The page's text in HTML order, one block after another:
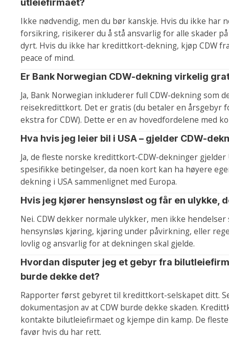
utleiefirmaet?
Ikke nødvendig, men du bør kanskje. Hvis du ikke har
forsikring, risikerer du å stå ansvarlig for alle skader
dyrt. Hvis du ikke har kredittkort-dekning, kjøp CDW
peace of mind.
Er Bank Norwegian CDW-dekning virkelig
Ja, Bank Norwegian inkluderer full CDW-dekning som
reisekredittkort. Det er gratis (du betaler en årsgebyr
ekstra for CDW). Dette er en av hovedfordelene med
Hva hvis jeg leier bil i USA – gjelder CDW-
Ja, de fleste norske kredittkort-CDW-dekninger gjelder
spesifikke betingelser, da noen kort kan ha høyere
dekning i USA sammenlignet med Europa.
Hvis jeg kjører hensynsløst og får en ulykke,
Nei. CDW dekker normale ulykker, men ikke hendelser
hensynsløs kjøring, kjøring under påvirkning, eller
lovlig og ansvarlig for at dekningen skal gjelde.
Hvordan disputer jeg et gebyr fra
burde dekke det?
Rapporter først gebyret til kredittkort-selskapet ditt.
dokumentasjon av at CDW burde dekke skaden.
kontakte bilutleiefirmaet og kjempe din kamp. De
favør hvis du har rett.